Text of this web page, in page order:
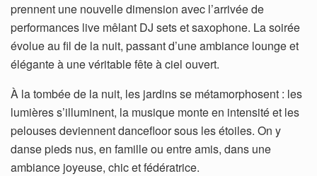
prennent une nouvelle dimension avec l’arrivée de
performances live mêlant DJ sets et saxophone. La soirée
évolue au fil de la nuit, passant d’une ambiance lounge et
élégante à une véritable fête à ciel ouvert.
À la tombée de la nuit, les jardins se métamorphosent : les
lumières s’illuminent, la musique monte en intensité et les
pelouses deviennent dancefloor sous les étoiles. On y
danse pieds nus, en famille ou entre amis, dans une
ambiance joyeuse, chic et fédératrice.